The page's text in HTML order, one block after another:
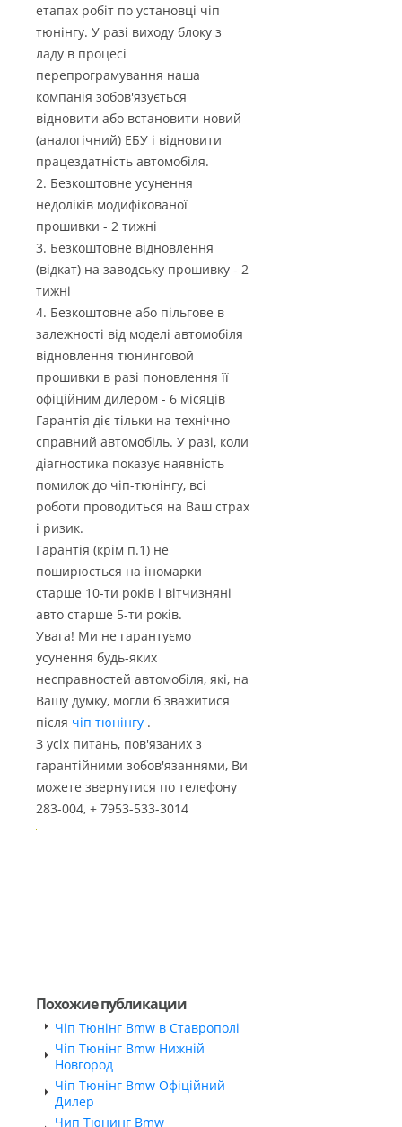
етапах робіт по установці чіп
тюнінгу. У разі виходу блоку з
ладу в процесі
перепрограмування наша
компанія зобов'язується
відновити або встановити новий
(аналогічний) ЕБУ і відновити
працездатність автомобіля.
2. Безкоштовне усунення
недоліків модифікованої
прошивки - 2 тижні
3. Безкоштовне відновлення
(відкат) на заводську прошивку - 2
тижні
4. Безкоштовне або пільгове в
залежності від моделі автомобіля
відновлення тюнинговой
прошивки в разі поновлення її
офіційним дилером - 6 місяців
Гарантія діє тільки на технічно
справний автомобіль. У разі, коли
діагностика показує наявність
помилок до чіп-тюнінгу, всі
роботи проводиться на Ваш страх
і ризик.
Гарантія (крім п.1) не
поширюється на іномарки
старше 10-ти років і вітчизняні
авто старше 5-ти років.
Увага! Ми не гарантуємо
усунення будь-яких
несправностей автомобіля, які, на
Вашу думку, могли б зважитися
після чіп тюнінгу .
З усіх питань, пов'язаних з
гарантійними зобов'язаннями, Ви
можете звернутися по телефону
283-004, + 7953-533-3014
Похожие публикации
Чіп Тюнінг Bmw в Ставрополі
Чіп Тюнінг Bmw Нижній
Новгород
Чіп Тюнінг Bmw Офіційний
Дилер
Чип Тюнинг Bmw